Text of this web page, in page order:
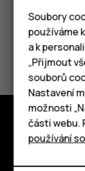
Pomohlo
Ano Ne
Prozkoumat
O nás
Soubory
používáme
a k
„Přijmout
souborů
Nastavení
možnosti
části webu.
používání